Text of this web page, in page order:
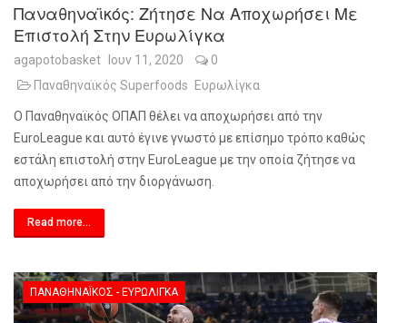
Παναθηναϊκός: Ζήτησε Να Αποχωρήσει Με
Επιστολή Στην Ευρωλίγκα
agapotobasket Ιουν 11, 2020
0
Παναθηναϊκός Superfoods
Ευρωλίγκα
Ο Παναθηναϊκός ΟΠΑΠ θέλει να αποχωρήσει από την
EuroLeague και αυτό έγινε γνωστό με επίσημο τρόπο καθώς
εστάλη επιστολή στην EuroLeague με την οποία ζήτησε να
αποχωρήσει από την διοργάνωση.
Read more...
ΠΑΝΑΘΗΝΑΪΚΌΣ - ΕΥΡΩΛΊΓΚΑ